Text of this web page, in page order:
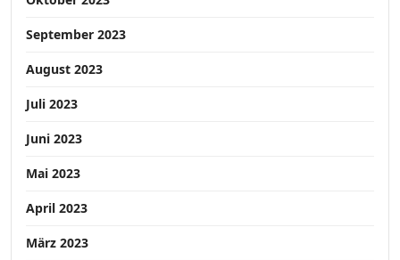
September 2023
August 2023
Juli 2023
Juni 2023
Mai 2023
April 2023
März 2023